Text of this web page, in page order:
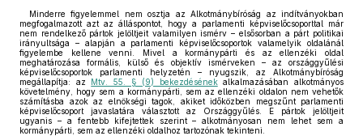
Minderre figyelemmel nem osztja az Alkotmánybíróság az indítványokban
megfogalmazott azt az álláspontot, hogy a parlamenti képviselőcsoporttal már
nem rendelkező pártok jelöltjeit valamilyen ismérv – elsősorban a párt politikai
irányultsága – alapján a parlamenti képviselőcsoportok valamelyik oldalánál
figyelembe kellene venni. Mivel a kormánypárti és az ellenzéki oldal
meghatározása formális, külső és objektív ismérveken – az országgyűlési
képviselőcsoportok parlamenti helyzetén – nyugszik, az Alkotmánybíróság
megállapítja: az Mtv. 55. § (9) bekezdésénekalkalmazásában alkotmányos
követelmény, hogy sem a kormánypárti, sem az ellenzéki oldalon nem vehetők
számításba azok az elnökségi tagok, akiket időközben megszűnt parlamenti
képviselőcsoport javaslatára választott az Országgyűlés. E pártok jelöltjeit
ugyanis – a fentebb kifejtettek szerint – alkotmányosan nem lehet sem a
kormánypárti, sem az ellenzéki oldalhoz tartozónak tekinteni.